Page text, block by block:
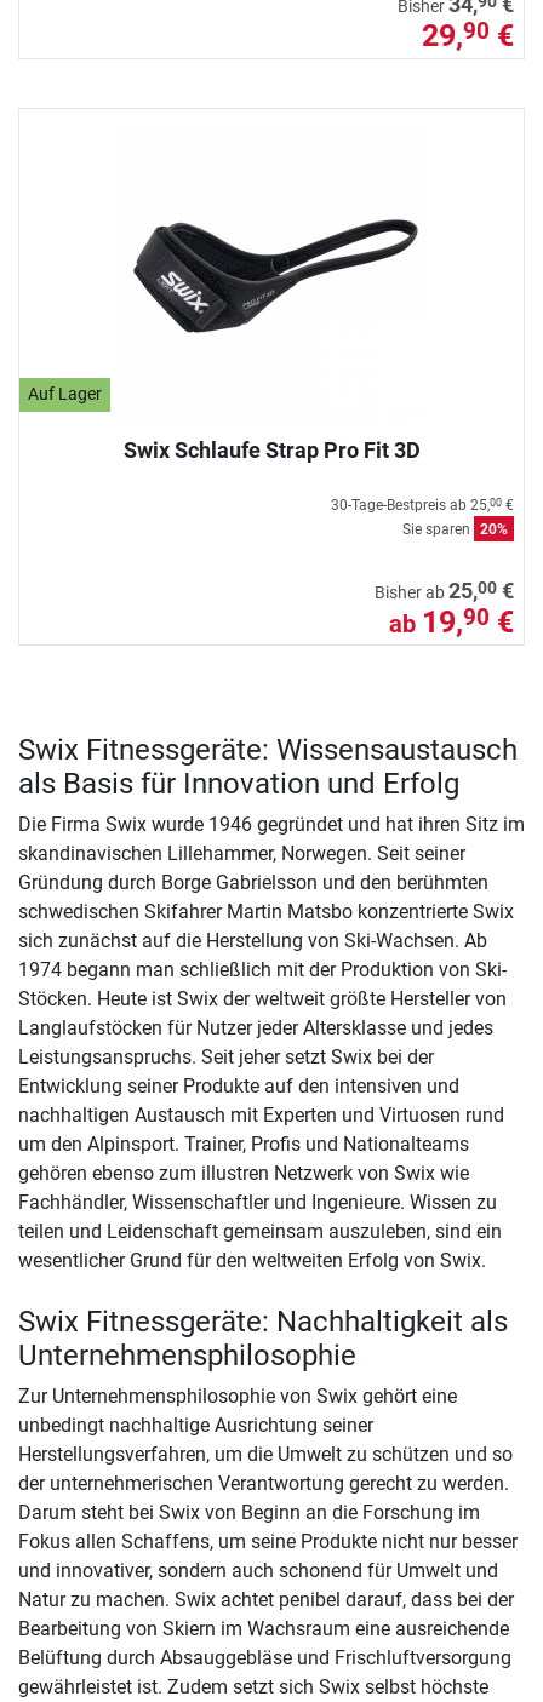
Bisher
29,90 €
Auf Lager
Swix Schlaufe Strap Pro Fit 3D
30-Tage-Bestpreis ab 25,00 €
Sie sparen
20%
Bisher ab25,00 €
ab 19,90 €
Swix Fitnessgeräte: Wissensaustausch
als Basis für Innovation und Erfolg
Die Firma Swix wurde 1946 gegründet und hat ihren Sitz im
skandinavischen Lillehammer, Norwegen. Seit seiner
Gründung durch Borge Gabrielsson und den berühmten
schwedischen Skifahrer Martin Matsbo konzentrierte Swix
sich zunächst auf die Herstellung von Ski-Wachsen. Ab
1974 begann man schließlich mit der Produktion von Ski-
Stöcken. Heute ist Swix der weltweit größte Hersteller von
Langlaufstöcken für Nutzer jeder Altersklasse und jedes
Leistungsanspruchs. Seit jeher setzt Swix bei der
Entwicklung seiner Produkte auf den intensiven und
nachhaltigen Austausch mit Experten und Virtuosen rund
um den Alpinsport. Trainer, Profis und Nationalteams
gehören ebenso zum illustren Netzwerk von Swix wie
Fachhändler, Wissenschaftler und Ingenieure. Wissen zu
teilen und Leidenschaft gemeinsam auszuleben, sind ein
wesentlicher Grund für den weltweiten Erfolg von Swix.
Swix Fitnessgeräte: Nachhaltigkeit als
Unternehmensphilosophie
Zur Unternehmensphilosophie von Swix gehört eine
unbedingt nachhaltige Ausrichtung seiner
Herstellungsverfahren, um die Umwelt zu schützen und so
der unternehmerischen Verantwortung gerecht zu werden.
Darum steht bei Swix von Beginn an die Forschung im
Fokus allen Schaffens, um seine Produkte nicht nur besser
und innovativer, sondern auch schonend für Umwelt und
Natur zu machen. Swix achtet penibel darauf, dass bei der
Bearbeitung von Skiern im Wachsraum eine ausreichende
Belüftung durch Absauggebläse und Frischluftversorgung
gewährleistet ist. Zudem setzt sich Swix selbst höchste